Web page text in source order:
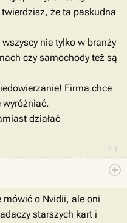
7.1
że ta paskudna
nie tylko w branży
czy samochody też są
Firma chce
wyróżniać.
działać
mówić o Nvidii, ale oni
starszych kart i